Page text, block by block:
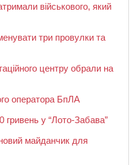
військового, який
три провулки та
центру обрали на
оператора БпЛА
гривень у “Лото-Забава”
майданчик для